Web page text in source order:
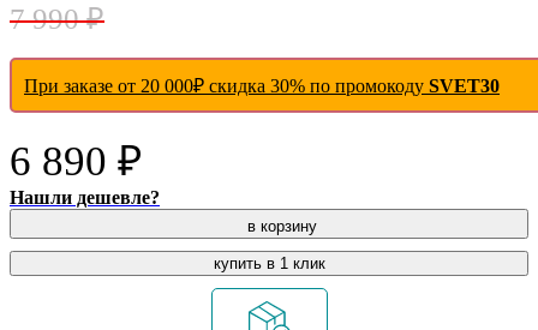
7 990 ₽
При заказе от 20 000₽ скидка 30% по промокоду SVET30
6 890 ₽
Нашли дешевле?
в корзину
купить в 1 клик